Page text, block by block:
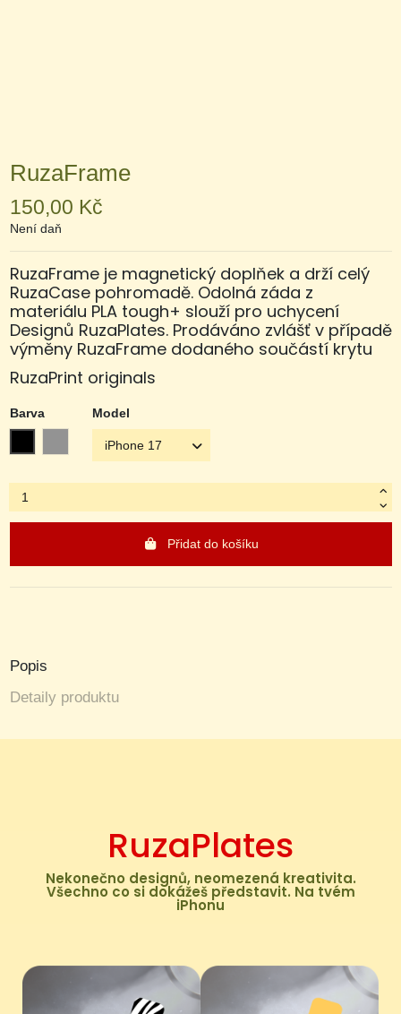
RuzaFrame
150,00 Kč
Není daň
RuzaFrame je magnetický doplňek a drží celý
RuzaCase pohromadě. Odolná záda z
materiálu PLA tough+ slouží pro uchycení
Designů RuzaPlates. Prodáváno zvlášť v případě
výměny RuzaFrame dodaného součástí krytu
RuzaPrint originals
Barva
Titanium Grey
Model
Přidat do košíku
Popis
Detaily produktu
RuzaPlates
Nekonečno designů, neomezená kreativita.
Všechno co si dokážeš představit. Na tvém
iPhonu